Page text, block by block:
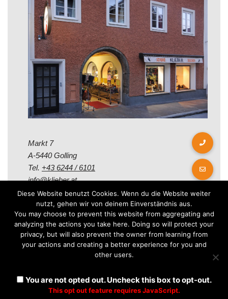
Markt 7
A-5440 Golling
Tel. +43 6244 / 6101
info@klieber.at
Öffungszeiten
Montag - Freitag:
08.00 - 12.00 Uhr
08.30 - 12.30 Uhr
Diese Website benutzt Cookies. Wenn du die Website weiter
nutzt, gehen wir von deinem Einverständnis aus.
You may choose to prevent this website from aggregating and
analyzing the actions you take here. Doing so will protect your
privacy, but will also prevent the owner from learning from
your actions and creating a better experience for you and
other users.
You are not opted out. Uncheck this box to opt-out.
This opt out feature requires JavaScript.